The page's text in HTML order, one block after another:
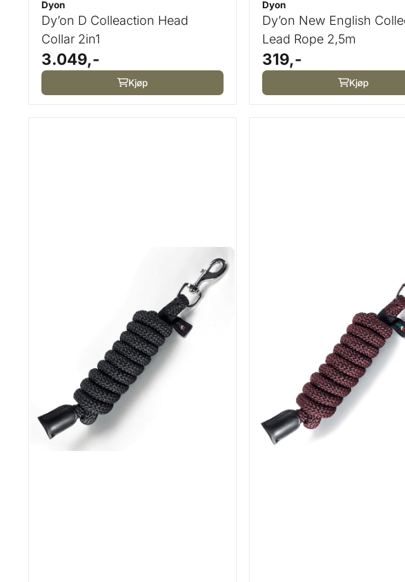
Dyon
Dy’on D Colleaction Head
Collar 2in1
3.049,-
Kjøp
Dyon
Dy’on New English
Lead Rope 2,5m
319,-
Kjøp